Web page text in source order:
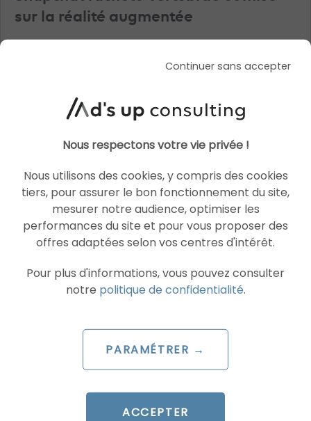
sur la réalité augmentée
SOCIAL ADS SNAPCHAT ADS
Nouveauté Snapchat Ads : prenez la
tête grâce au format First Commercial
Continuer sans accepter
Nous respectons votre vie privée !
Nous utilisons des cookies, y compris des cookies
tiers, pour assurer le bon fonctionnement du site,
mesurer notre audience, optimiser les
performances du site et pour vous proposer des
offres adaptées selon vos centres d'intérêt.
Pour plus d'informations, vous pouvez consulter
notre politique de confidentialité.
PARAMÉTRER →
ACCEPTER